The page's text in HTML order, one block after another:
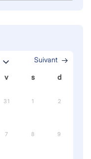
Suivant
v s d
31 1 2
7 8 9